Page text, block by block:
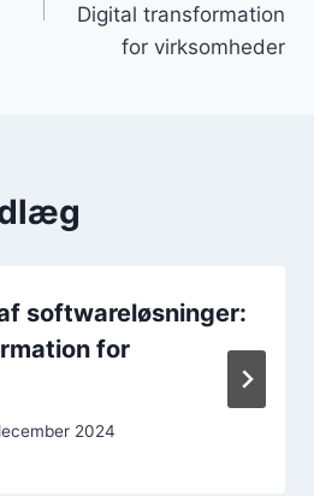
Digital transformation
for virksomheder
softwareløsninger:
for
2024